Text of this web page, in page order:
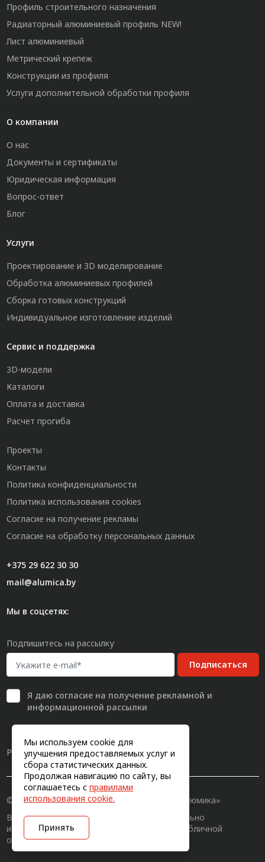
Мы используем cookie для
улучшения предоставляемых услуг и
сбора статистических данных.
Продолжая навигацию по сайту, вы
соглашаетесь с правилами
использования cookie.
Принять
Профиль строительного назначения
Радиаторный алюминиевый профиль NEW!
Лист алюминиевый
Метрический крепеж
Конструкции из профиля
Услуги дополнительной обработки профиля
О компании
О нас
Документы и сертификаты
Юридическая информация
Вопрос-ответ
Блог
Услуги
Проектирование и 3D моделирование
Обработка алюминиевых профилей
Сборка готовых конструкций
Индивидуальное изготовление изделий
Сервис и поддержка
3D-модели
Каталоги
Оплата и доставка
Расчет прогиба
Проекты
Контакты
Политика конфиденциальности
Политика использования cookies
Согласие на получение рекламы
Согласие на обработку персональных данных
+375 29 622 30 30
mail@alumica.by
Мы в соцсетях:
Подпишитесь на рассылку
Подписаться
Я даю согласиена получение рекламной и
информационной рассылки
Разработка сайта
© 2011-2026, Конструкционный профиль «Алюмика»
Вся информация на сайте имеет исключительно
информационный характер и не является публичной
офертой